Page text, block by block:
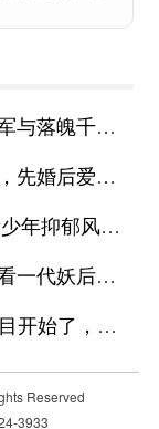
谱写民国传奇
释别样浪漫
险高于成年
皇上极限拉扯
一个适合你
Reserved
3933